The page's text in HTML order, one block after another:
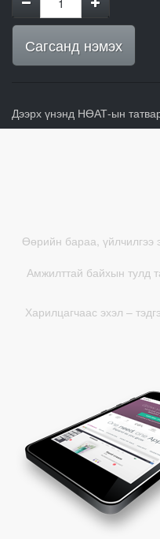
Сагсанд нэмэх
Дээрх үнэнд НӨАТ-ын
Өөрийн бараа, үйлчилгээ
Амжилттай байхын тулд
Харилцагчаас эхэл –